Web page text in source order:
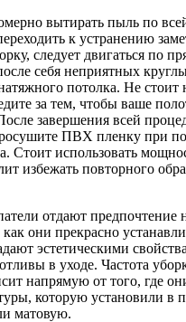
вытирать пыль по
к устранению
следует двигаться по
себя неприятных
потолка. Не стоит
за тем, чтобы ваше
завершения всей
ПВХ пленку при
Стоит использовать
избежать повторного
отдают предпочтение
как они прекрасно
эстетическими
в уходе. Частота
напрямую от того, где
которую установили в
матовую.